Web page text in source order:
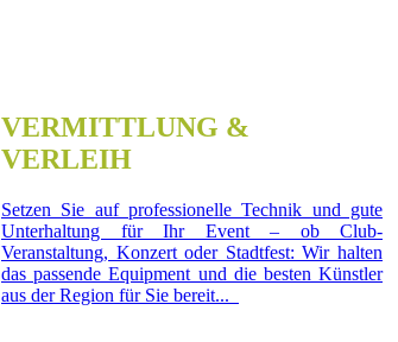
VERMITTLUNG &
VERLEIH
Setzen Sie auf professionelle Technik und gute
Unterhaltung für Ihr Event – ob Club-
Veranstaltung, Konzert oder Stadtfest: Wir halten
das passende Equipment und die besten Künstler
aus der Region für Sie bereit...